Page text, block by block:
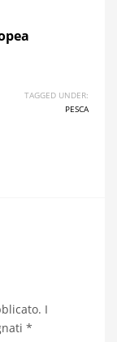
TAGGED UNDER:
PESCA
I
*